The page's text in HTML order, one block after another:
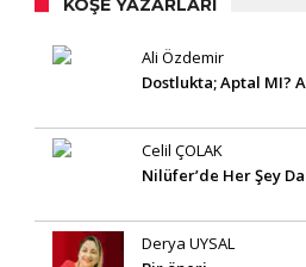
KÖŞE YAZARLARI
Ali Özdemir
Dostlukta; Aptal MI?
Celil ÇOLAK
Nilüfer’de Her Şey
Derya UYSAL